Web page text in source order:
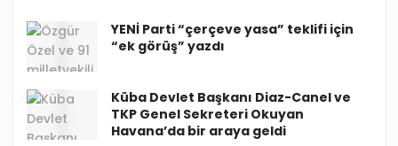
YENİ Parti “çerçeve yasa” teklifi için
“ek görüş” yazdı
Küba Devlet Başkanı Diaz-Canel ve
TKP Genel Sekreteri Okuyan
Havana’da bir araya geldi